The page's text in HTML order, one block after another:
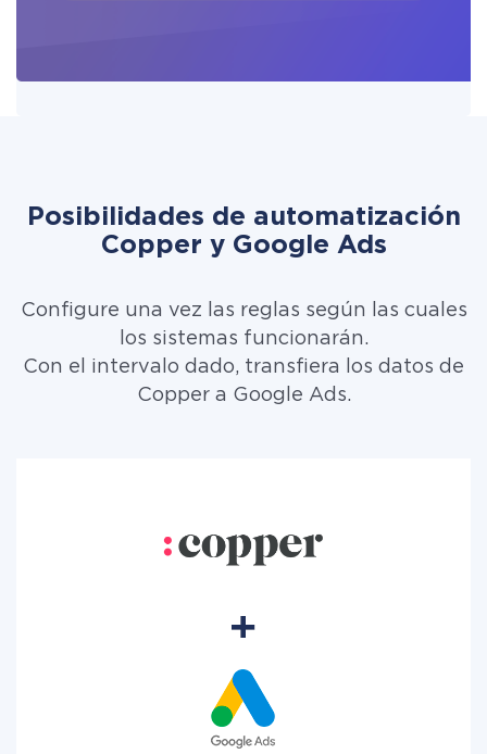
Posibilidades de automatización
Copper y Google Ads
Configure una vez las reglas según las cuales
los sistemas funcionarán.
Con el intervalo dado, transfiera los datos de
Copper a Google Ads.